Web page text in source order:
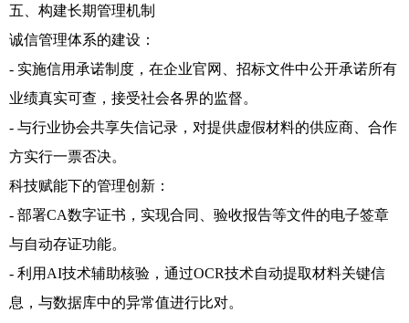
五、构建长期管理机制
诚信管理体系的建设：
- 实施信用承诺制度，在企业官网、招标文件中公开承诺所有
业绩真实可查，接受社会各界的监督。
- 与行业协会共享失信记录，对提供虚假材料的供应商、合作
方实行一票否决。
科技赋能下的管理创新：
- 部署CA数字证书，实现合同、验收报告等文件的电子签章
与自动存证功能。
- 利用AI技术辅助核验，通过OCR技术自动提取材料关键信
息，与数据库中的异常值进行比对。